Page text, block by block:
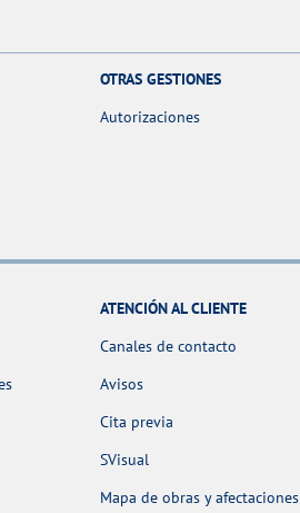
OTRAS GESTIONES
Autorizaciones
ATENCIÓN AL CLIENTE
Canales de contacto
Avisos
Cita previa
SVisual
Mapa de obras y afectaciones